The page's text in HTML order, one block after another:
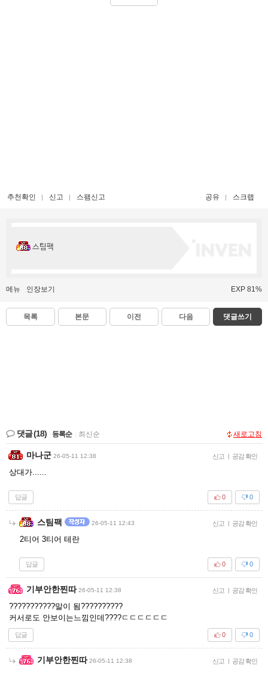
추천확인 신고 스팸신고 공유 스크랩
스팀팩
메뉴 인장보기 EXP 81%
목록 본문 이전 다음 댓글쓰기
댓글(18) 등록순 최신순 새로고침
마나군 26-05-11 12:38 신고 | 공감 확인
상대가......
답글 0
0
스팀팩 26-05-11 12:43 신고 | 공감 확인
2티어 3티어 테란
답글 0
0
기부안한찐따 26-05-11 12:38 신고 | 공감 확인
???????????말이 됨??????????
커서로도 안보이는느낌인데????ㄷㄷㄷㄷㄷㄷ
답글 0
0
기부안한찐따 26-05-11 12:38 신고 | 공감 확인